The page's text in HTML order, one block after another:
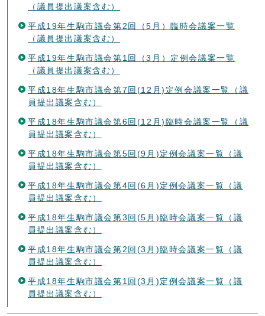
（議員提出議案含む）
平成19年生駒市議会第2回（5月）臨時会議案一覧
（議員提出議案含む）
平成19年生駒市議会第1回（3月）定例会議案一覧
（議員提出議案含む）
平成18年生駒市議会第7回(12月)定例会議案一覧（議
員提出議案含む）
平成18年生駒市議会第6回(12月)臨時会議案一覧（議
員提出議案含む）
平成18年生駒市議会第5回(9月)定例会議案一覧（議
員提出議案含む）
平成18年生駒市議会第4回(6月)定例会議案一覧（議
員提出議案含む）
平成18年生駒市議会第3回(5月)臨時会議案一覧（議
員提出議案含む）
平成18年生駒市議会第2回(3月)臨時会議案一覧（議
員提出議案含む）
平成18年生駒市議会第1回(3月)定例会議案一覧（議
員提出議案含む）